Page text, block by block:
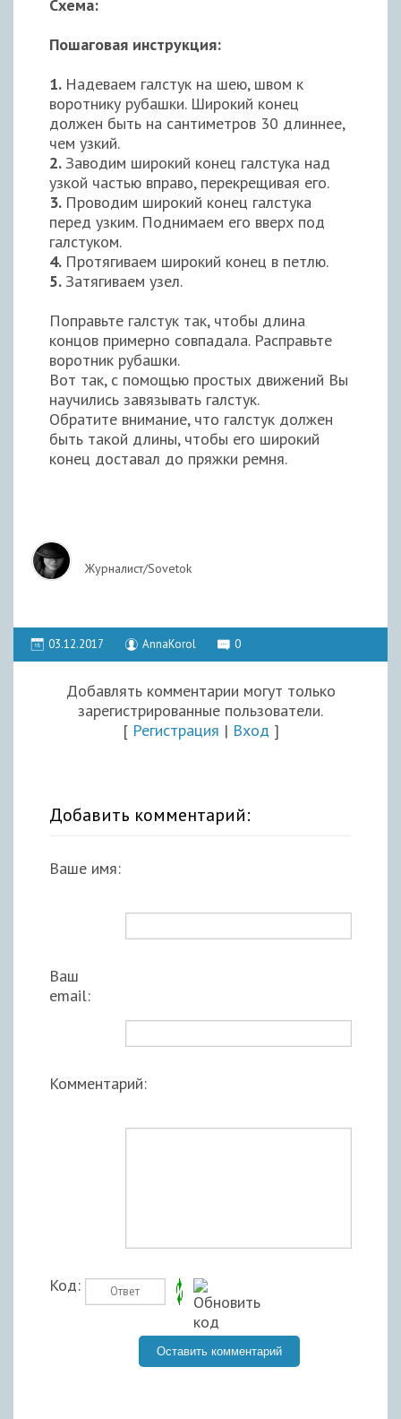
Схема:
Пошаговая инструкция:
1. Надеваем галстук на шею, швом к
воротнику рубашки. Широкий конец
должен быть на сантиметров 30 длиннее,
чем узкий.
2. Заводим широкий конец галстука над
узкой частью вправо, перекрещивая его.
3. Проводим широкий конец галстука
перед узким. Поднимаем его вверх под
галстуком.
4. Протягиваем широкий конец в петлю.
5. Затягиваем узел.
Поправьте галстук так, чтобы длина
концов примерно совпадала. Расправьте
воротник рубашки.
Вот так, с помощью простых движений Вы
научились завязывать галстук.
Обратите внимание, что галстук должен
быть такой длины, чтобы его широкий
конец доставал до пряжки ремня.
Журналист/Sovetok
03.12.2017 AnnaKorol 0
Добавлять комментарии могут только
зарегистрированные пользователи.
[ Регистрация | Вход ]
Добавить комментарий:
Ваше имя:
Ваш
email:
Комментарий:
Код: